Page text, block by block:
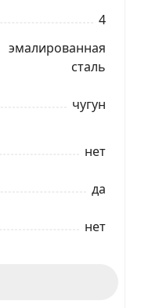
4
эмалированная
сталь
чугун
нет
да
нет